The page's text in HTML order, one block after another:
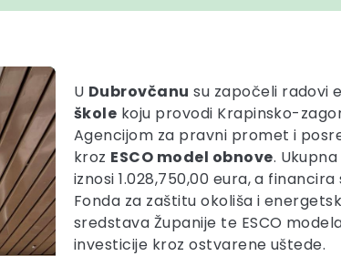
U Dubrovčanu su započeli radovi
škole koju provodi Krapinsko-
Agencijom za pravni promet i
kroz ESCO model obnove.
iznosi 1.028,750,00 eura, a
Fonda za zaštitu okoliša i
sredstava Županije te ESCO
investicije kroz ostvarene uštede.